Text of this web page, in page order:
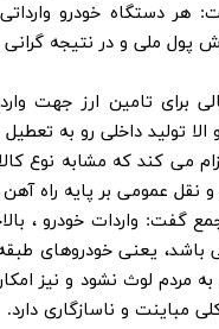
هر دستگاه خودرو
پول ملى و در نتيجه
برای تامین ارز جهت
توليد داخلى رو به
مى كند كه مشابه نوع
عمومى بر پايه راه
گفت: واردات خودرو ،
مردم لوث نشود و نيز
مباينت و ناسازگاری دارد.